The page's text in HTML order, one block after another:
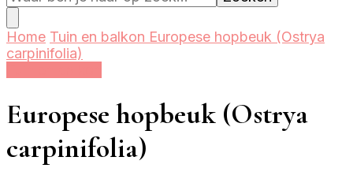
Home Tuin en balkon Europese hopbeuk (Ostrya
carpinifolia)
Europese hopbeuk (Ostrya
carpinifolia)